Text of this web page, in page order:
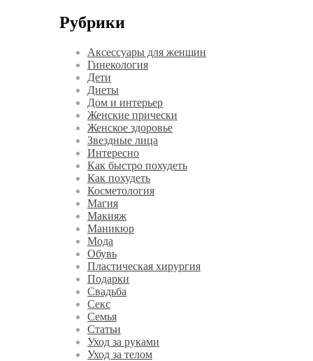
Рубрики
Аксессуары для женщин
Гинекология
Дети
Диеты
Дом и интерьер
Женские прически
Женское здоровье
Звездные лица
Интересно
Как быстро похудеть
Как похудеть
Косметология
Магия
Макияж
Маникюр
Мода
Обувь
Пластическая хирургия
Подарки
Свадьба
Секс
Семья
Статьи
Уход за руками
Уход за телом